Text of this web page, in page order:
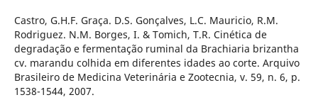
Castro, G.H.F. Graça. D.S. Gonçalves, L.C. Mauricio, R.M.
Rodriguez. N.M. Borges, I. & Tomich, T.R. Cinética de
degradação e fermentação ruminal da Brachiaria brizantha
cv. marandu colhida em diferentes idades ao corte. Arquivo
Brasileiro de Medicina Veterinária e Zootecnia, v. 59, n. 6, p.
1538-1544, 2007.